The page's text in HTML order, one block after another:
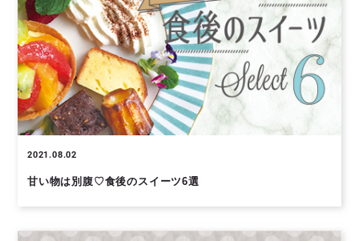
2021.08.02
甘い物は別腹♡食後のスイーツ6選